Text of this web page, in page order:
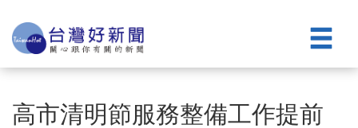
高市清明節服務整備工作提前